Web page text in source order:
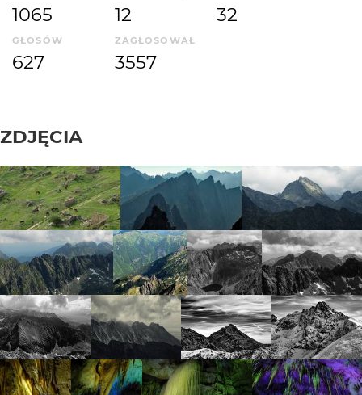
1065 12 32
GŁOSÓW
627
ZAGŁOSOWAŁ
3557
ZDJĘCIA